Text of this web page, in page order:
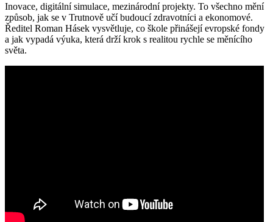
Inovace, digitální simulace, mezinárodní projekty. To všechno mění
způsob, jak se v Trutnově učí budoucí zdravotníci a ekonomové.
Ředitel Roman Hásek vysvětluje, co škole přinášejí evropské fondy
a jak vypadá výuka, která drží krok s realitou rychle se měnícího
světa.